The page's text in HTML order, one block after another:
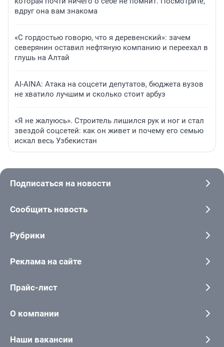
вдруг она вам знакома
«С гордостью говорю, что я деревенский»: зачем
северянин оставил нефтяную компанию и переехал в
глушь на Алтай
AI-AINA: Атака на соцсети депутатов, бюджета вузов
не хватило лучшим и сколько стоит арбуз
«Я не жалуюсь». Строитель лишился рук и ног и стал
звездой соцсетей: как он живет и почему его семью
искал весь Узбекистан
Подписаться на новости
Сообщить новость
Рубрики
Реклама на сайте
Прайс-лист
О компании
Наши вакансии